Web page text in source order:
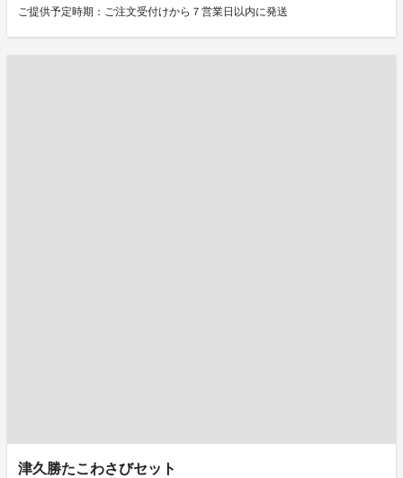
ご提供予定時期：ご注文受付けから７営業日以内に発送
津久勝たこわさびセット